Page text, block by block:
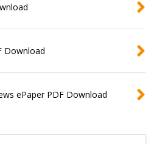
Download
ePaper PDF Download